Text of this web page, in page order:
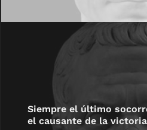
Siempre el último
el causante de la